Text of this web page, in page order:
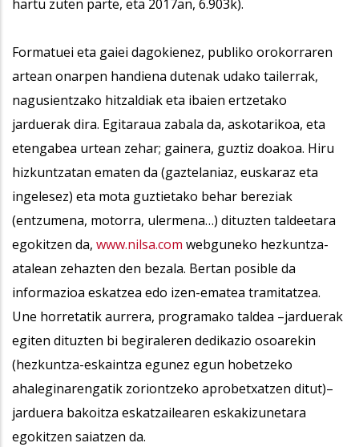
hartu zuten parte, eta 2017an, 6.903k).
Formatuei eta gaiei dagokienez, publiko orokorraren
artean onarpen handiena dutenak udako tailerrak,
nagusientzako hitzaldiak eta ibaien ertzetako
jarduerak dira. Egitaraua zabala da, askotarikoa, eta
etengabea urtean zehar; gainera, guztiz doakoa. Hiru
hizkuntzatan ematen da (gaztelaniaz, euskaraz eta
ingelesez) eta mota guztietako behar bereziak
(entzumena, motorra, ulermena…) dituzten taldeetara
egokitzen da, www.nilsa.com webguneko hezkuntza-
atalean zehazten den bezala. Bertan posible da
informazioa eskatzea edo izen-ematea tramitatzea.
Une horretatik aurrera, programako taldea –jarduerak
egiten dituzten bi begiraleren dedikazio osoarekin
(hezkuntza-eskaintza egunez egun hobetzeko
ahaleginarengatik zoriontzeko aprobetxatzen ditut)–
jarduera bakoitza eskatzailearen eskakizunetara
egokitzen saiatzen da.